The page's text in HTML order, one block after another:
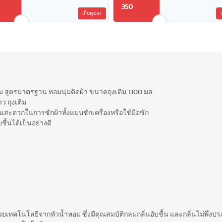
เก็บคูปอง
350
ตรมาตรฐาน หอมนุ่มติดผ้า ขนาดถุงเติม 1300 มล.
ถุงเติม
ะดวกในการซักผ้าทั้งแบบซักเครื่องหรือใช้มือซัก
นได้เป็นอย่างดี
เทคโนโลยีจากหัวน้ำหอม ซึ่งมีคุณสมบัติกลมกลิ่นอับชื้น และกลิ่นไม่พึ่งปร